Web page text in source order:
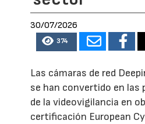
30/07/2026
374
Las cámaras de red
se han convertido en las
de la videovigilancia en
certificación European